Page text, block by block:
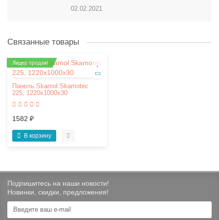
02.02.2021
Связанные товары
Лидер продаж!
Панель Skamol Skamotec
225, 1220х1000х30
1582 ₽
В корзину
Подпишитесь на наши новости!
Новинки, скидки, предложения!